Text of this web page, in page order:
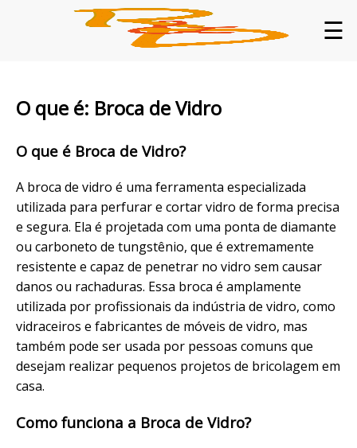
☰
O que é: Broca de Vidro
O que é Broca de Vidro?
A broca de vidro é uma ferramenta especializada
utilizada para perfurar e cortar vidro de forma precisa
e segura. Ela é projetada com uma ponta de diamante
ou carboneto de tungstênio, que é extremamente
resistente e capaz de penetrar no vidro sem causar
danos ou rachaduras. Essa broca é amplamente
utilizada por profissionais da indústria de vidro, como
vidraceiros e fabricantes de móveis de vidro, mas
também pode ser usada por pessoas comuns que
desejam realizar pequenos projetos de bricolagem em
casa.
Como funciona a Broca de Vidro?